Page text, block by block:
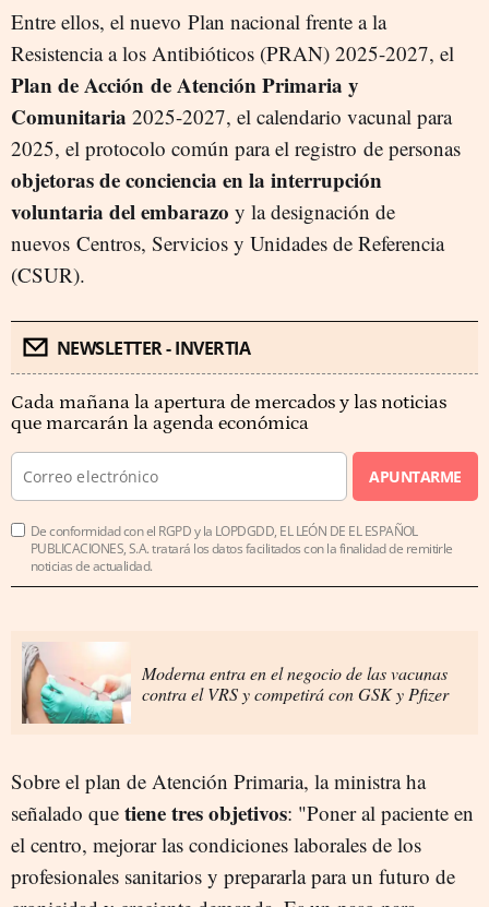
Entre ellos, el nuevo Plan nacional frente a la
Resistencia a los Antibióticos (PRAN) 2025-2027, el
Plan de Acción de Atención Primaria y
Comunitaria 2025-2027, el calendario vacunal para
2025, el protocolo común para el registro de personas
objetoras de conciencia en la interrupción
voluntaria del embarazo y la designación de
nuevos Centros, Servicios y Unidades de Referencia
(CSUR).
NEWSLETTER - INVERTIA
Cada mañana la apertura de mercados y las noticias
que marcarán la agenda económica
APUNTARME
De conformidad con el RGPD y la LOPDGDD, EL LEÓN DE EL ESPAÑOL
PUBLICACIONES, S.A. tratará los datos facilitados con la finalidad de remitirle
noticias de actualidad.
Moderna entra en el negocio de las vacunas
contra el VRS y competirá con GSK y Pfizer
Sobre el plan de Atención Primaria, la ministra ha
señalado que tiene tres objetivos: "Poner al paciente en
el centro, mejorar las condiciones laborales de los
profesionales sanitarios y prepararla para un futuro de